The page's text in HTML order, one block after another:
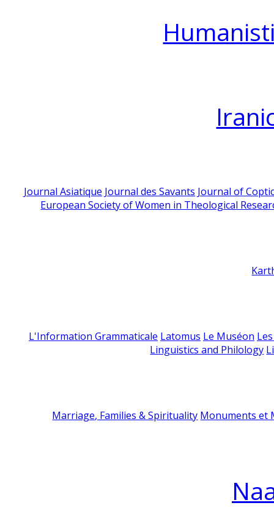
Journal Asiatique Journal des Savants Journal of
European Society of Women in Theological
L'Information Grammaticale Latomus Le Muséon
Linguistics and Philology
Marriage, Families & Spirituality Monuments et